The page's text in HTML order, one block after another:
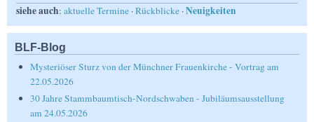
siehe auch: aktuelle Termine ·Rückblicke ·Neuigkeiten
BLF-Blog
Mysteriöser Sturz von der Münchner Frauenkirche - Vortrag am
22.05.2026
30 Jahre Stammbaumtisch-Nordschwaben - Jubiläumsausstellung
am 24.05.2026